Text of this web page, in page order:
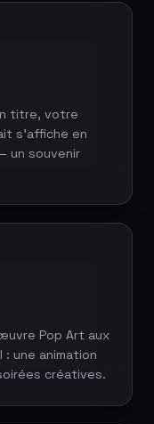
titre, votre
s'affiche en
un souvenir
Pop Art aux
une animation
créatives.